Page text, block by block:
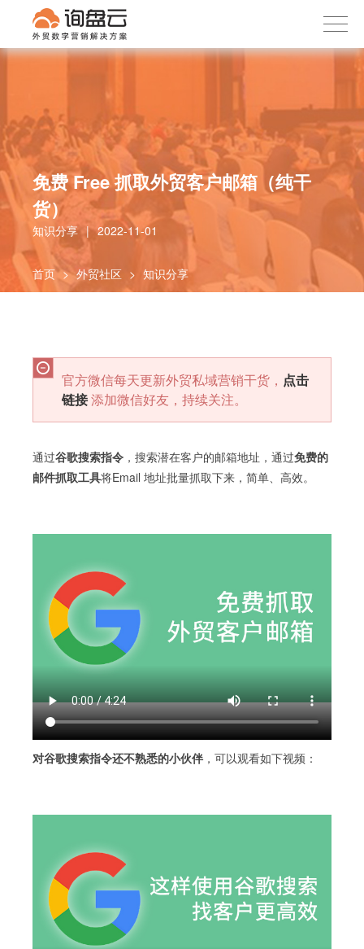
首页
客户案例
内容社区
关于我们
免费 Free 抓取外贸客户邮箱（纯干
货）
知识分享 | 2022-11-01
首页 > 外贸社区 > 知识分享
官方微信每天更新外贸私域营销干货， 点击
链接添加微信好友，持续关注。
通过谷歌搜索指令 ，搜索潜在客户的邮箱地址，通过免费的
邮件抓取工具将Email 地址批量抓取下来，简单、高效。
对谷歌搜索指令还不熟悉的小伙伴 ，可以观看如下视频：
下载APP